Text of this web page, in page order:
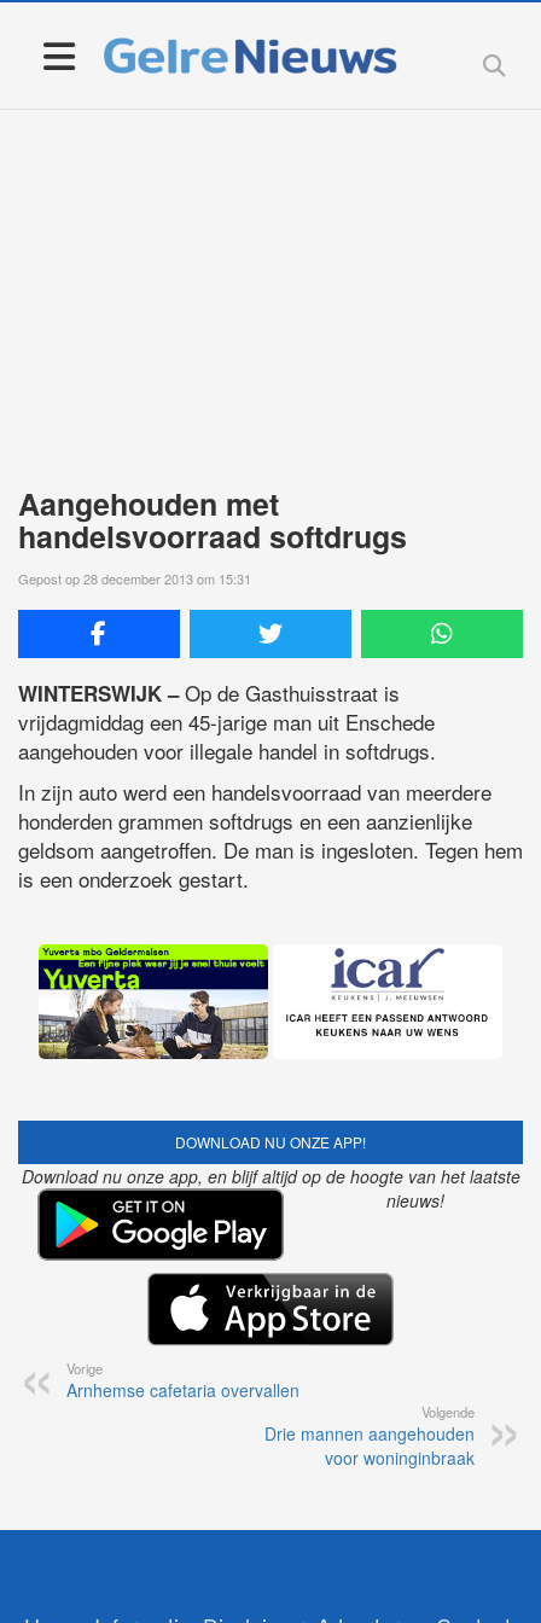
Aangehouden met
handelsvoorraad softdrugs
Gepost op 28 december 2013 om 15:31
WINTERSWIJK –Op de Gasthuisstraat is
vrijdagmiddag een 45-jarige man uit Enschede
aangehouden voor illegale handel in softdrugs.
In zijn auto werd een handelsvoorraad van meerdere
honderden grammen softdrugs en een aanzienlijke
geldsom aangetroffen. De man is ingesloten. Tegen hem
is een onderzoek gestart.
DOWNLOAD NU ONZE APP!
Download nu onze app, en blijf altijd op de hoogte van het laatste
nieuws!
Vorige
Arnhemse cafetaria overvallen
Volgende
Drie mannen aangehouden
voor woninginbraak